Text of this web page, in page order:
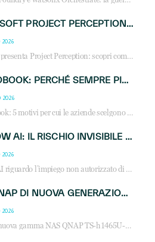
MICROSOFT PROJECT PERCEPTION: COME GLI AGENTI AI CAMBIERANNO SOC, CYBERSECURITY E SERVIZI MSP
Microsoft presenta Project Perception: scopri come gli agenti AI possono trasformare cybersecurity, SOC e servizi gestiti degli MSP.
HP PROBOOK: PERCHÉ SEMPRE PIÙ AZIENDE SCELGONO NOTEBOOK PROGETTATI PER IL LAVORO MODERNO
HP ProBook: 5 motivi per cui le aziende scelgono i notebook business HP per migliorare produttività, sicurezza e gestione dell’AI.
SHADOW AI: IL RISCHIO INVISIBILE CHE LE AZIENDE POSSONO GOVERNARE
Shadow AI riguardo l’impiego non autorizzato di sistemi AI all’interno dell’azienda. E’ una pratica che si diffonde a partire dai dipendenti fino ai dirigenti e mette a repentaglio la cybersecurity, con costi più elevati per le organizzazioni. Due recenti report illustrano il fenomeno e forniscono dati in merito
NAS QNAP DI NUOVA GENERAZIONE: PIÙ PRESTAZIONI, SCALABILITÀ E PROTEZIONE DEI DATI PER LE INFRASTRUTTURE IT MODERNE
Scopri la nuova gamma NAS QNAP TS-h1465U-RP, TS-h1065eU e TS-h665U: storage aziendale con ZFS, DDR5, E1.S NVMe e connettività 2.5GbE per backup, virtualizzazione e cybersecurity.